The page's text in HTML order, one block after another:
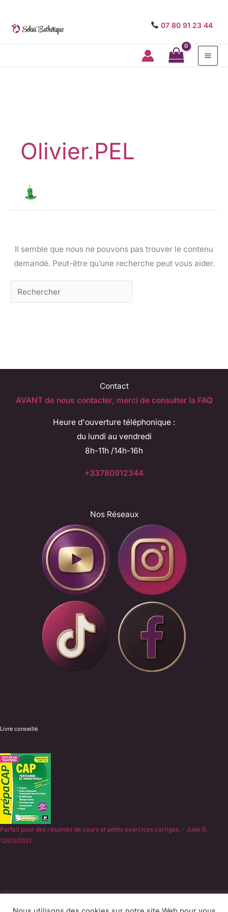
07 80 91 23 44
Olivier.PEL
Il semble que nous ne pouvons pas trouver le contenu
demandé. Peut-être qu’une recherche peut vous aider.
Contact
AVANT de nous contacter, merci de consulter la FAQ
Heure d'ouverture téléphonique :
du lundi au vendredi
8h-11h /14h-16h
+33780912344
Nos Réseaux
Livre conseillé
Parfait pour des résumés de cours et petits exercices corrigés. - Julie G.
12/03/2021